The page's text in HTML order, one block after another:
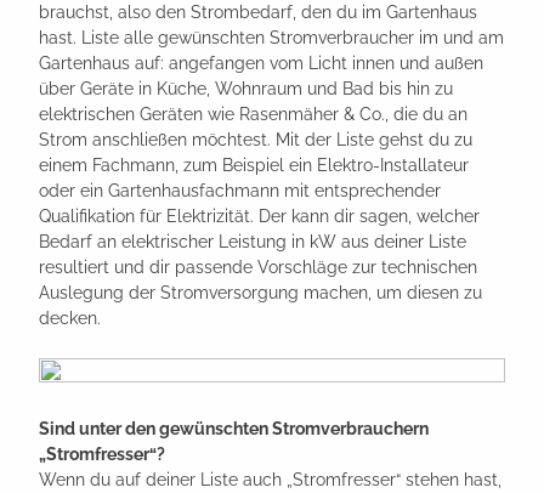
brauchst, also den Strombedarf, den du im Gartenhaus
hast. Liste alle gewünschten Stromverbraucher im und am
Gartenhaus auf: angefangen vom Licht innen und außen
über Geräte in Küche, Wohnraum und Bad bis hin zu
elektrischen Geräten wie Rasenmäher & Co., die du an
Strom anschließen möchtest. Mit der Liste gehst du zu
einem Fachmann, zum Beispiel ein Elektro-Installateur
oder ein Gartenhausfachmann mit entsprechender
Qualifikation für Elektrizität. Der kann dir sagen, welcher
Bedarf an elektrischer Leistung in kW aus deiner Liste
resultiert und dir passende Vorschläge zur technischen
Auslegung der Stromversorgung machen, um diesen zu
decken.
Sind unter den gewünschten Stromverbrauchern
„Stromfresser“?
Wenn du auf deiner Liste auch „Stromfresser“ stehen hast,